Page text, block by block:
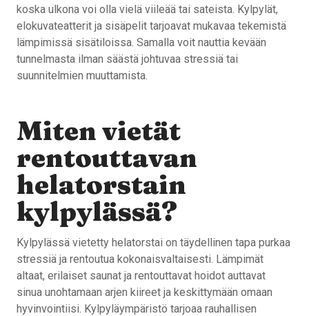
koska ulkona voi olla vielä viileää tai sateista. Kylpylät,
elokuvateatterit ja sisäpelit tarjoavat mukavaa tekemistä
lämpimissä sisätiloissa. Samalla voit nauttia kevään
tunnelmasta ilman säästä johtuvaa stressiä tai
suunnitelmien muuttamista.
Miten vietät
rentouttavan
helatorstain
kylpylässä?
Kylpylässä vietetty helatorstai on täydellinen tapa purkaa
stressiä ja rentoutua kokonaisvaltaisesti. Lämpimät
altaat, erilaiset saunat ja rentouttavat hoidot auttavat
sinua unohtamaan arjen kiireet ja keskittymään omaan
hyvinvointiisi. Kylpyläympäristö tarjoaa rauhallisen